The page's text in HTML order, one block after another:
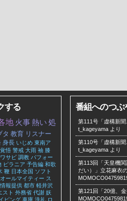
する
地 火事熱い 処
タ 教育 リスナー
身長 いじめ 東南ア
覚悟 警戒 大雨 袖 膝
ワサビ 調教 パフォー
ピラニア 予告編 和歌
鞭 日本全国 ソフト
オールマイティー ス
情報提供 都市 軽井沢
スト 外務省 代謝 妖
ピング 車庫 洗礼 ロ
番組へのつぶ
第111号「虚構新
t_kageyama より
第110号「虚構新
t_kageyama より
第113回「天皇機
だい）」立花麻衣
第121回「20億、